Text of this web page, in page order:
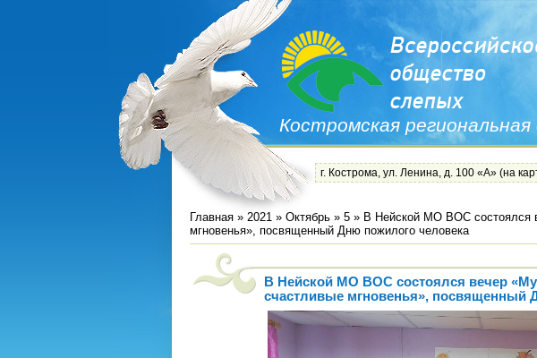
Костромская
г. Кострома, ул. Ленина, д. 100 «А» (на
Главная » 2021 » Октябрь » 5 » В Нейской МО ВОС состоялся
мгновенья», посвященный Дню пожилого человека
В Нейской МО ВОС состоялся вечер
счастливые мгновенья», посвященный